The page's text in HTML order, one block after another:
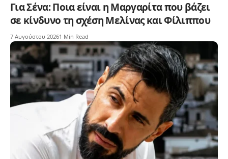
Για Σένα: Ποια είναι η Μαργαρίτα που βάζει
σε κίνδυνο τη σχέση Μελίνας και Φίλιππου
7 Αυγούστου 20261 Min Read